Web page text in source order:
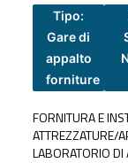
Tipo:
Gare di
appalto
forniture
FORNITURA E
ATTREZZATURE/
LABORATORIO DI